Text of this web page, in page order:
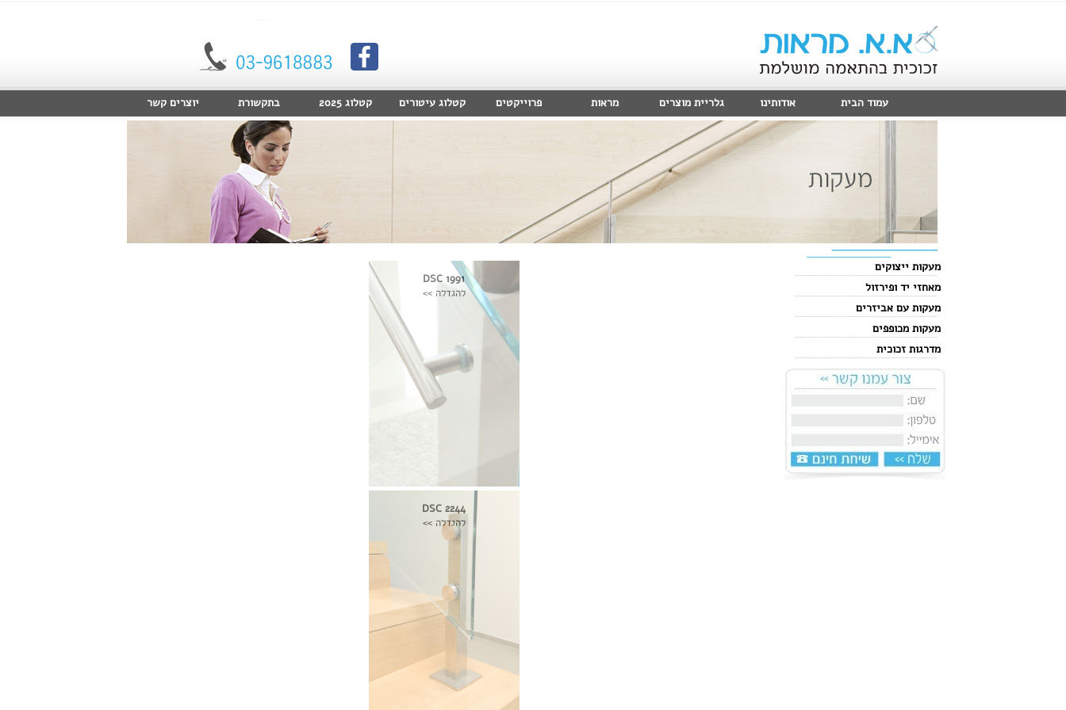
עמוד הבית אודותינו גלריית מוצרים מראות פרוייקטים קטלוג עיטורים קטלוג 2025 בתקשורת יוצרים קשר
מעקות ייצוקים
מאחזי יד ופירזול
מעקות עם אביזרים
מעקות מכופפים
מדרגות זכוכית
DSC 1991
להגדלה >>
DSC 2244
להגדלה >>